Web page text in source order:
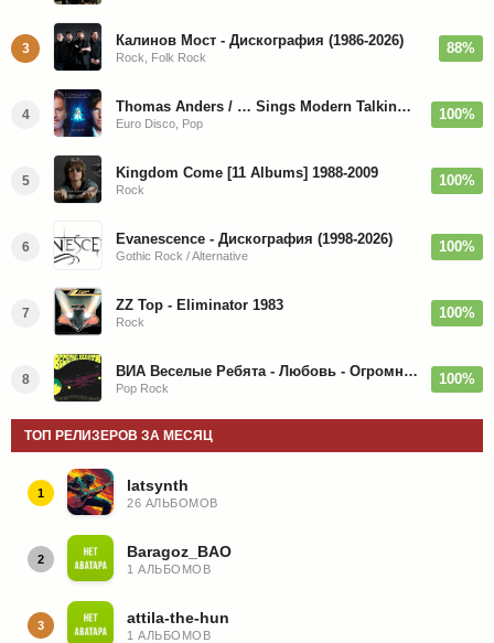
3 Калинов Мост - Дискография (1986-2026)
Rock, Folk Rock
88%
4 Thomas Anders / … Sings Modern Talking: The Best hi-res
Euro Disco, Pop
100%
5 Kingdom Come [11 Albums] 1988-2009
Rock
100%
6 Evanescence - Дискография (1998-2026)
Gothic Rock / Alternative
100%
7 ZZ Top - Eliminator 1983
Rock
100%
8 ВИА Веселые Ребята - Любовь - Огромная Страна - 1974/2026
Pop Rock
100%
ТОП РЕЛИЗЕРОВ ЗА МЕСЯЦ
1 latsynth
26 АЛЬБОМОВ
2 Baragoz_BAO
1 АЛЬБОМОВ
3 attila-the-hun
1 АЛЬБОМОВ